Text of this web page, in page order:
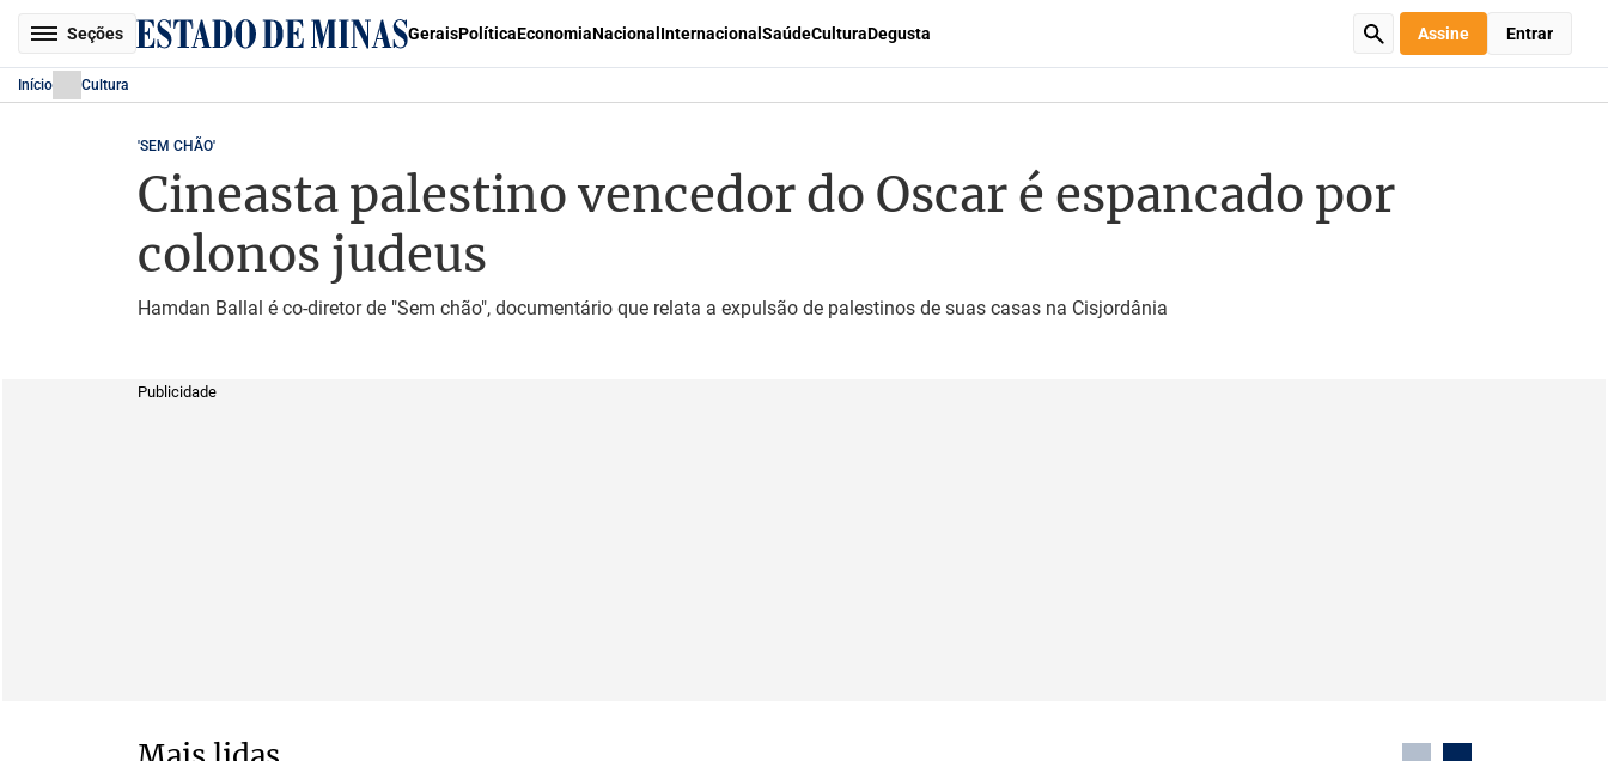
Seções GeraisPolíticaEconomiaNacional Internacional SaúdeCulturaDegusta Assine Entrar
Início Cultura
'SEM CHÃO'
Cineasta palestino vencedor do Oscar é espancado por
colonos judeus
Hamdan Ballal é co-diretor de "Sem chão", documentário que relata a expulsão de palestinos de suas casas na Cisjordânia
Publicidade